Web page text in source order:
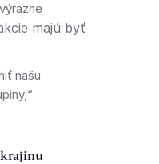
majú byť
našu
krajinu